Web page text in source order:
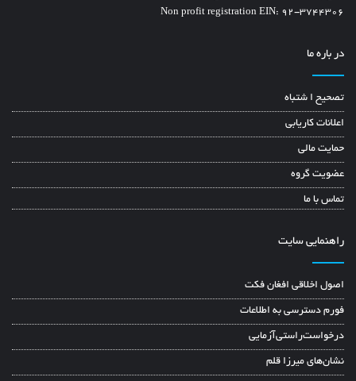
Non profit registration EIN: 92-3744306
در باره ما
تصحیح ا شتباه
اعلانات کاریابی
حمایت مالی
عضویت گروه
تماس با ما
راهنمایی سایت
اصول اخلاقی افغان فکت
فورم دسترسی به اطلاعات
درخواست‌راستی‌آزمایی
نشان‌های میرزا قلم